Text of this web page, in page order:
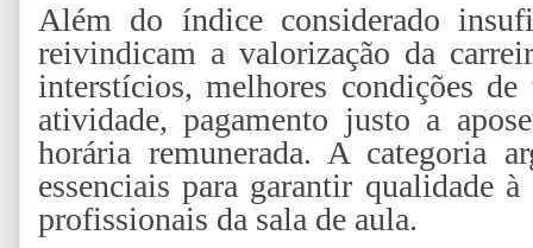
Além do índice considerado
reivindicam a valorização da
interstícios, melhores condições
atividade, pagamento justo a
horária remunerada. A categoria
essenciais para garantir qualidade
profissionais da sala de aula.